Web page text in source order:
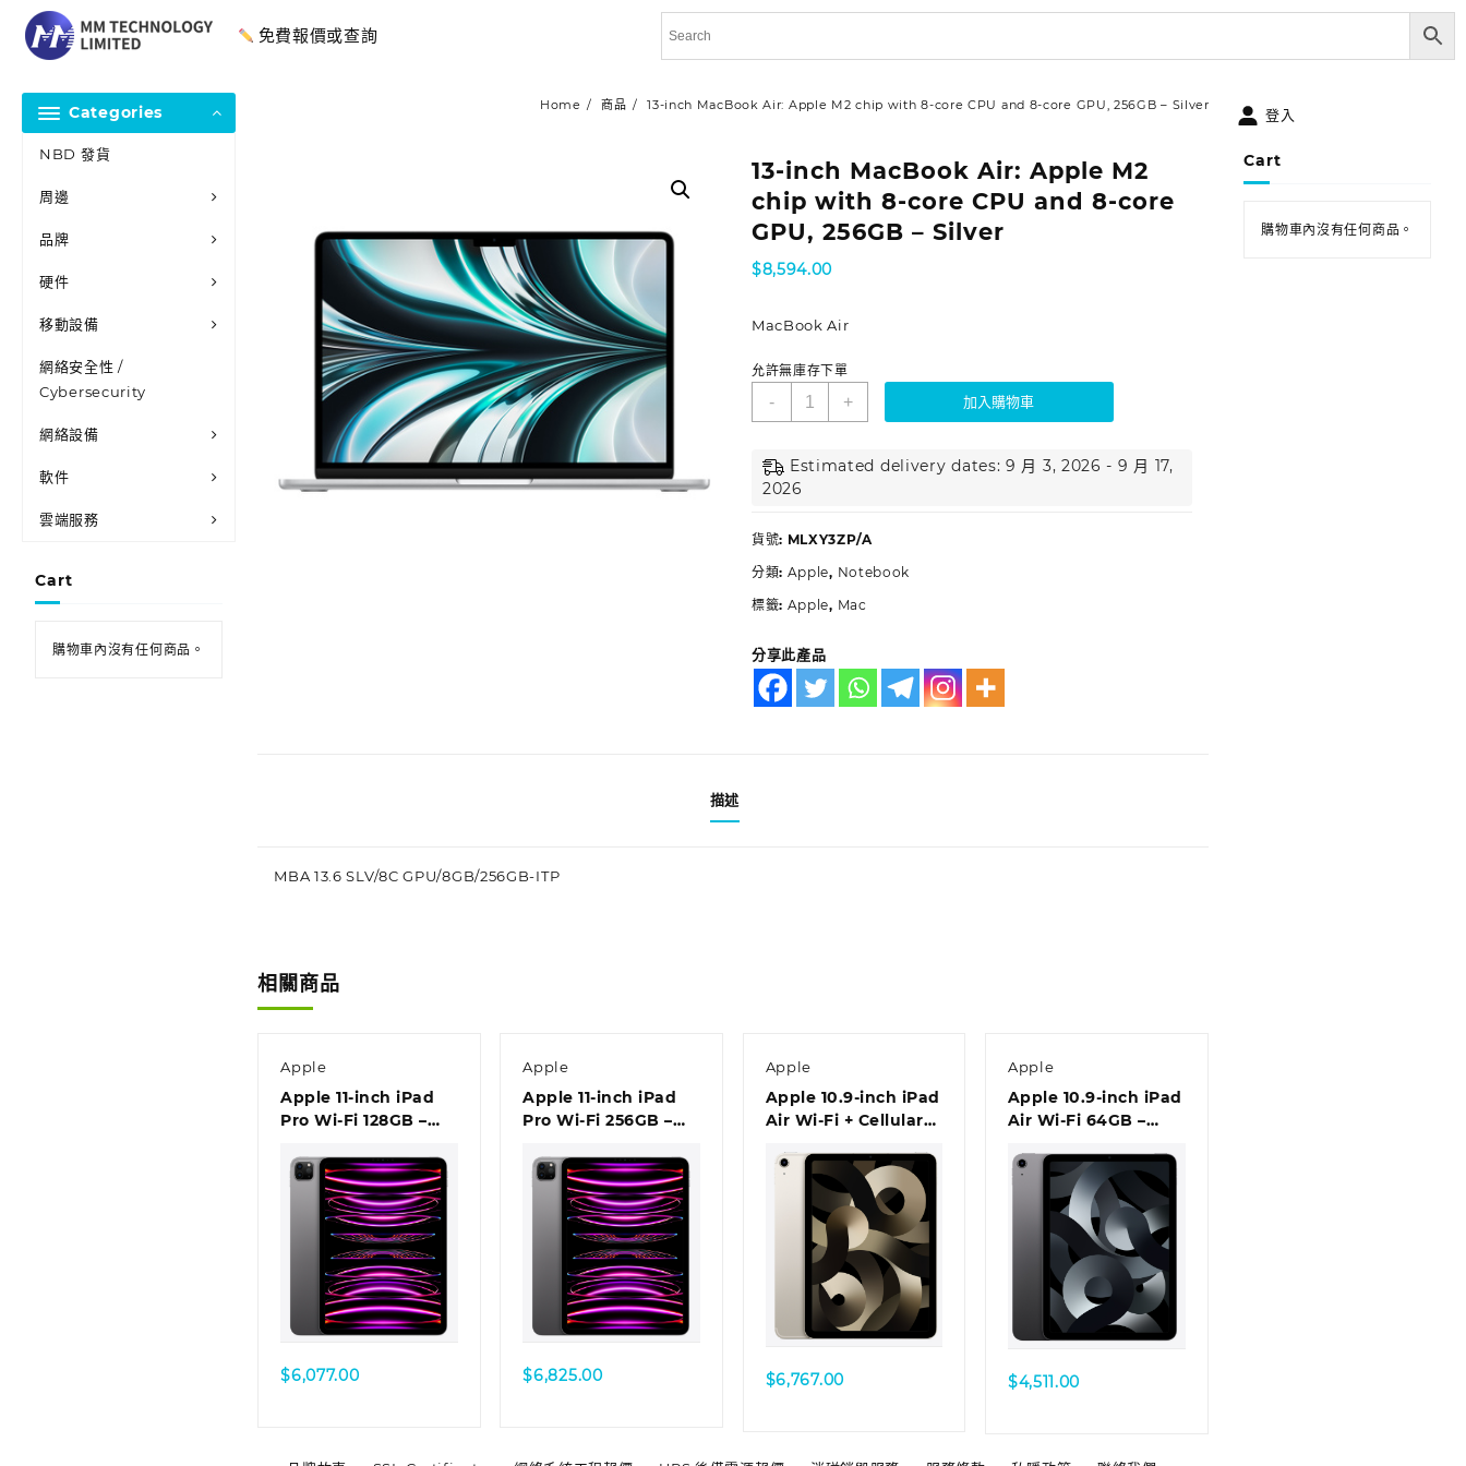
免費報價或查詢
Categories
NBD 發貨
周邊
品牌
硬件
移動設備
網絡安全性 /
Cybersecurity
網絡設備
軟件
雲端服務
Cart
購物車內沒有任何商品。
Home 商品 13-inch MacBook Air: Apple M2 chip with 8-core CPU and 8-core GPU, 256GB – Silver
13-inch MacBook Air: Apple M2
chip with 8-core CPU and 8-core
GPU, 256GB – Silver
$8,594.00
MacBook Air
允許無庫存下單
- + 加入購物車
Estimated delivery dates: 9 月 3, 2026 - 9 月 17,
2026
貨號: MLXY3ZP/A
分類: Apple, Notebook
標籤: Apple, Mac
分享此產品
描述
MBA 13.6 SLV/8C GPU/8GB/256GB-ITP
相關商品
Apple
Apple 11-inch iPad
Pro Wi-Fi 128GB –
$6,077.00
Apple
Apple 11-inch iPad
Pro Wi-Fi 256GB –
$6,825.00
Apple
Apple 10.9-inch iPad
Air Wi-Fi + Cellular
$6,767.00
Apple
Apple 10.9-inch iPad
Air Wi-Fi 64GB –
$4,511.00
登入
Cart
購物車內沒有任何商品。